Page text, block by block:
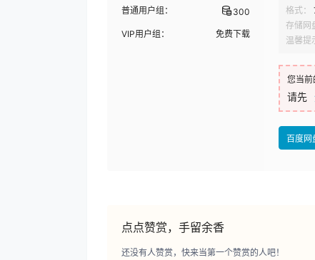
普通用户组： 300
VIP用户组： 免费下载
格式：
存储网
温馨提
您当前
请先
百度网
点点赞赏，手留余香
还没有人赞赏，快来当第一个赞赏的人吧！